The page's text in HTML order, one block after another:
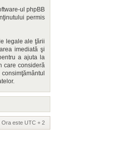
ul phpBB
permis
legale ale ţării
imediată şi
a ajuta la
care consideră
Ora este UTC + 2